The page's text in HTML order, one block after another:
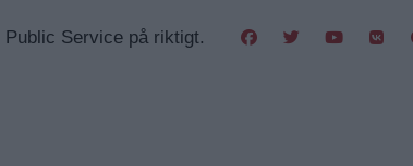
Public Service på riktigt.